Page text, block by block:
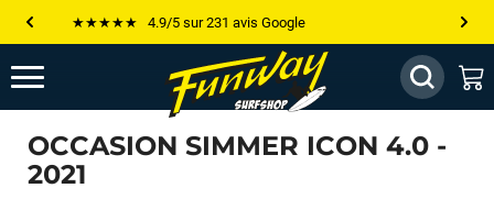
Les plus grandes marques sont chez Funway
Jusqu’à -75% de remise sur le windsurf, wingfoil, etc...
Besoin de conseils de pro ? Appelle nous !
OCCASION SIMMER ICON 4.0 -
2021